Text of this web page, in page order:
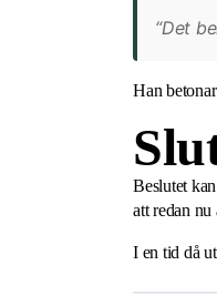
“Det
Han
Beslutet
att redan nu
I en tid då